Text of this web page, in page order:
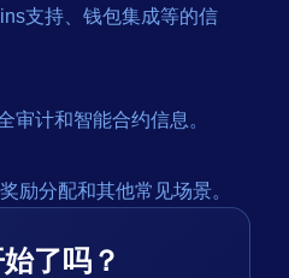
支持、钱包集成等的信
审计和智能合约信息。
励分配和其他常见场景。
了吗？